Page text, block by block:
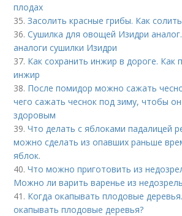
плодах
35.Засолить красные грибы. Как
36.Сушилка для овощей Изидри
аналоги сушилки Изидри
37. Как сохранить инжир в дороге. Как
инжир
38. После помидор можно сажать
чего сажать чеснок под зиму, чтобы
здоровым
39.Что делать с яблоками падалицей
можно сделать из опавших раньше
яблок.
40.Что можно приготовить из
Можно ли варить варенье из
41. Когда окапывать плодовые
окапывать плодовые деревья?